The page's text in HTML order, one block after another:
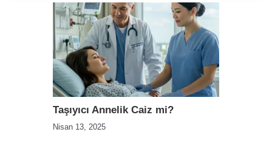
Taşıyıcı Annelik Caiz mi?
Nisan 13, 2025